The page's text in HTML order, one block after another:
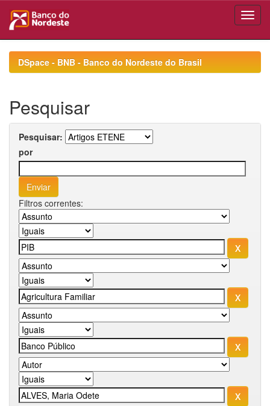
navigationDSpace - BNB - Banco do Nordeste do Brasil
Pesquisar
Pesquisar:
por
Filtros correntes: